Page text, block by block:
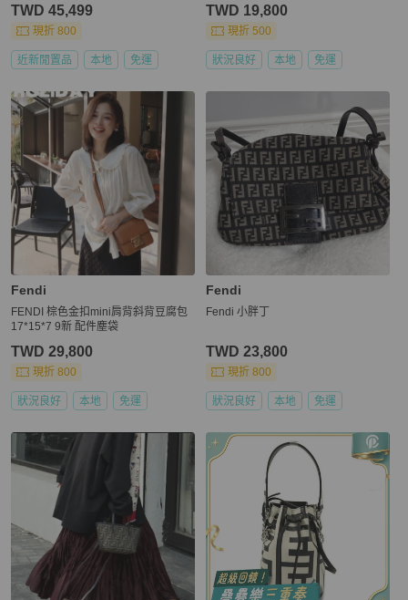
TWD 45,499
現折 800
近新閒置品 本地 免運
TWD 19,800
現折 500
狀況良好 本地 免運
Fendi
FENDI 棕色金扣mini肩背斜背豆腐包
17*15*7 9新 配件塵袋
TWD 29,800
現折 800
狀況良好 本地 免運
Fendi
Fendi 小胖丁
TWD 23,800
現折 800
狀況良好 本地 免運